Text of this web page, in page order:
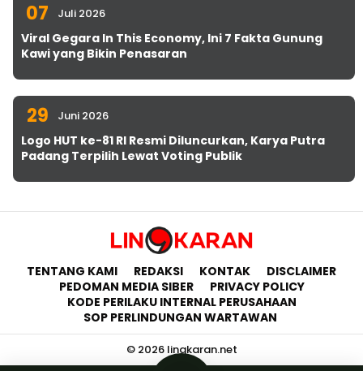
07 Juli 2026
Viral Gegara In This Economy, Ini 7 Fakta Gunung
Kawi yang Bikin Penasaran
29 Juni 2026
Logo HUT ke-81 RI Resmi Diluncurkan, Karya Putra
Padang Terpilih Lewat Voting Publik
TENTANG KAMI REDAKSI KONTAK
DISCLAIMER
PEDOMAN MEDIA SIBER
PRIVACY POLICY
KODE PERILAKU INTERNAL PERUSAHAAN
SOP PERLINDUNGAN WARTAWAN
© 2026 lingkaran.net